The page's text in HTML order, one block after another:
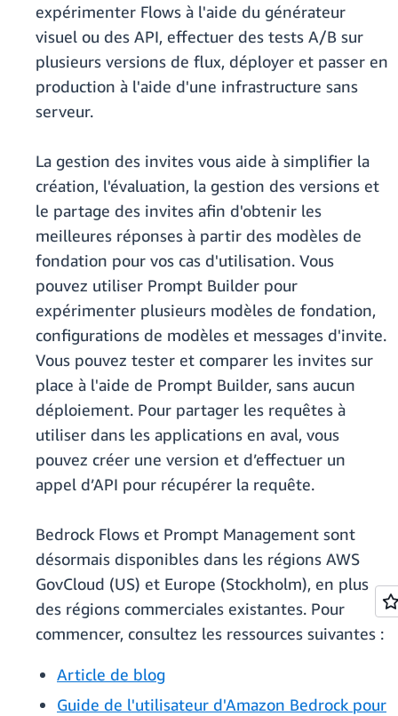
expérimenter Flows à l'aide du générateur
visuel ou des API, effectuer des tests A/B sur
plusieurs versions de flux, déployer et passer en
production à l'aide d'une infrastructure sans
serveur.
La gestion des invites vous aide à simplifier la
création, l'évaluation, la gestion des versions et
le partage des invites afin d'obtenir les
meilleures réponses à partir des modèles de
fondation pour vos cas d'utilisation. Vous
pouvez utiliser Prompt Builder pour
expérimenter plusieurs modèles de fondation,
configurations de modèles et messages d'invite.
Vous pouvez tester et comparer les invites sur
place à l'aide de Prompt Builder, sans aucun
déploiement. Pour partager les requêtes à
utiliser dans les applications en aval, vous
pouvez créer une version et d’effectuer un
appel d’API pour récupérer la requête.
Bedrock Flows et Prompt Management sont
désormais disponibles dans les régions AWS
GovCloud (US) et Europe (Stockholm), en plus
des régions commerciales existantes. Pour
commencer, consultez les ressources suivantes :
Article de blog
Guide de l'utilisateur d'Amazon Bedrock pour